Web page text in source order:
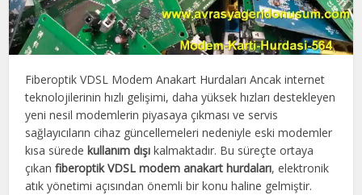
Fiberoptik VDSL Modem Anakart Hurdaları Ancak internet
teknolojilerinin hızlı gelişimi, daha yüksek hızları destekleyen
yeni nesil modemlerin piyasaya çıkması ve servis
sağlayıcıların cihaz güncellemeleri nedeniyle eski modemler
kısa sürede kullanım dışı kalmaktadır. Bu süreçte ortaya
çıkanfiberoptik VDSL modem anakart hurdaları, elektronik
atık yönetimi açısından önemli bir konu haline gelmiştir.